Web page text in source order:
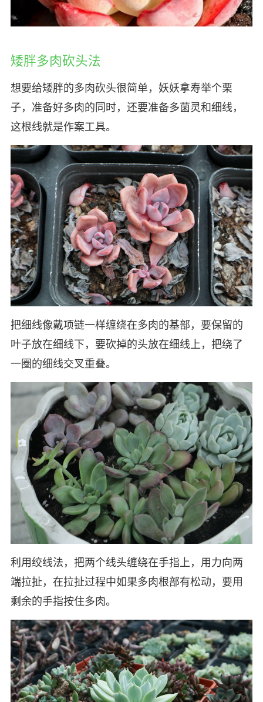
矮胖多肉砍头法
想要给矮胖的多肉砍头很简单，妖妖拿寿举个栗
子，准备好多肉的同时，还要准备多菌灵和细线，
这根线就是作案工具。
把细线像戴项链一样缠绕在多肉的基部，要保留的
叶子放在细线下，要砍掉的头放在细线上，把绕了
一圈的细线交叉重叠。
利用绞线法，把两个线头缠绕在手指上，用力向两
端拉扯，在拉扯过程中如果多肉根部有松动，要用
剩余的手指按住多肉。